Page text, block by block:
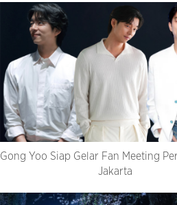
Gong Yoo Siap Gelar Fan Meeting
Jakarta